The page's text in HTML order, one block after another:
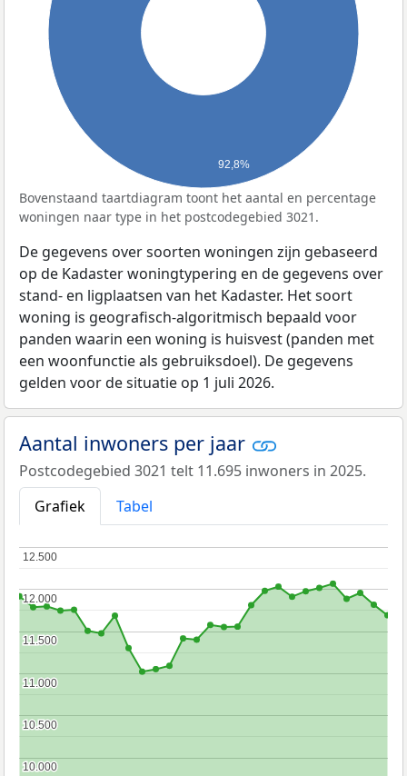
92,8%
Bovenstaand taartdiagram toont het aantal en percentage
woningen naar type in het postcodegebied 3021.
De gegevens over soorten woningen zijn gebaseerd
op de Kadaster woningtypering en de gegevens over
stand- en ligplaatsen van het Kadaster. Het soort
woning is geografisch-algoritmisch bepaald voor
panden waarin een woning is huisvest (panden met
een woonfunctie als gebruiksdoel). De gegevens
gelden voor de situatie op 1 juli 2026.
Aantal inwoners per jaar
Postcodegebied 3021 telt 11.695 inwoners in 2025.
Grafiek
Tabel
10.000
10.000
10.500
10.500
11.000
11.000
11.500
11.500
12.000
12.000
12.500
12.500